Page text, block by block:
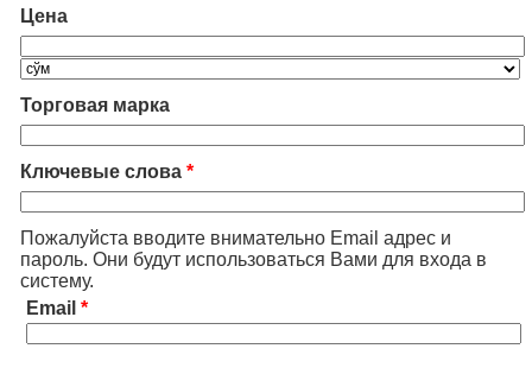
Цена
Торговая марка
Ключевые слова *
Пожалуйста вводите внимательно Email адрес и
пароль. Они будут использоваться Вами для входа в
систему.
Email *